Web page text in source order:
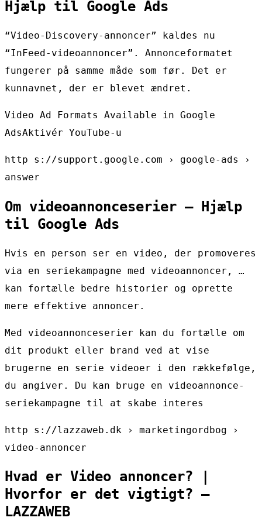
Hjælp til Google Ads
“Video-Discovery-annoncer” kaldes nu
“InFeed-videoannoncer”. Annonceformatet
fungerer på samme måde som før. Det er
kunnavnet, der er blevet ændret.
Video Ad Formats Available in Google
AdsAktivér YouTube-u
http s://support.google.com › google-ads ›
answer
Om videoannonceserier – Hjælp
til Google Ads
Hvis en person ser en video, der promoveres
via en seriekampagne med videoannoncer, …
kan fortælle bedre historier og oprette
mere effektive annoncer.
Med videoannonceserier kan du fortælle om
dit produkt eller brand ved at vise
brugerne en serie videoer i den rækkefølge,
du angiver. Du kan bruge en videoannonce-
seriekampagne til at skabe interes
http s://lazzaweb.dk › marketingordbog ›
video-annoncer
Hvad er Video annoncer? |
Hvorfor er det vigtigt? –
LAZZAWEB